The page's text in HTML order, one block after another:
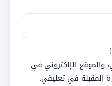
والموقع الإلكتروني في
المقبلة في تعليقي.